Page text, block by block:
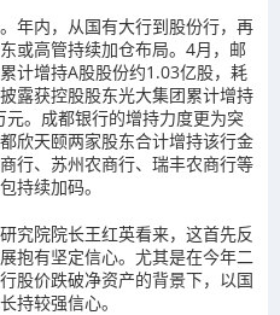
年内，从国有大行到股份行，再
或高管持续加仓布局。4月，邮
计增持A股股份约1.03亿股，耗
露获控股股东光大集团累计增持
。成都银行的增持力度更为突
欣天颐两家股东合计增持该行金
行、苏州农商行、瑞丰农商行等
持续加码。
究院院长王红英看来，这首先反
抱有坚定信心。尤其是在今年二
股价跌破净资产的背景下，以国
持较强信心。